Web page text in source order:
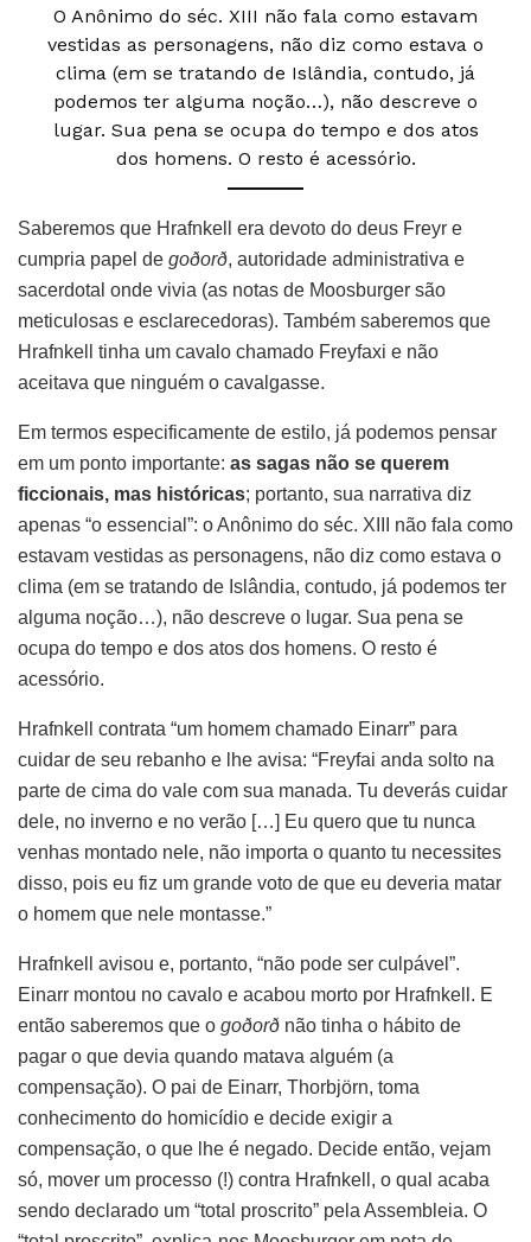
O Anônimo do séc. XIII não fala como estavam
vestidas as personagens, não diz como estava o
clima (em se tratando de Islândia, contudo, já
podemos ter alguma noção…), não descreve o
lugar. Sua pena se ocupa do tempo e dos atos
dos homens. O resto é acessório.
Saberemos que Hrafnkell era devoto do deus Freyr e
cumpria papel de goðorð, autoridade administrativa e
sacerdotal onde vivia (as notas de Moosburger são
meticulosas e esclarecedoras). Também saberemos que
Hrafnkell tinha um cavalo chamado Freyfaxi e não
aceitava que ninguém o cavalgasse.
Em termos especificamente de estilo, já podemos pensar
em um ponto importante: as sagas não se querem
ficcionais, mas históricas; portanto, sua narrativa diz
apenas “o essencial”: o Anônimo do séc. XIII não fala como
estavam vestidas as personagens, não diz como estava o
clima (em se tratando de Islândia, contudo, já podemos ter
alguma noção…), não descreve o lugar. Sua pena se
ocupa do tempo e dos atos dos homens. O resto é
acessório.
Hrafnkell contrata “um homem chamado Einarr” para
cuidar de seu rebanho e lhe avisa: “Freyfai anda solto na
parte de cima do vale com sua manada. Tu deverás cuidar
dele, no inverno e no verão […] Eu quero que tu nunca
venhas montado nele, não importa o quanto tu necessites
disso, pois eu fiz um grande voto de que eu deveria matar
o homem que nele montasse.”
Hrafnkell avisou e, portanto, “não pode ser culpável”.
Einarr montou no cavalo e acabou morto por Hrafnkell. E
então saberemos que o goðorð não tinha o hábito de
pagar o que devia quando matava alguém (a
compensação). O pai de Einarr, Thorbjörn, toma
conhecimento do homicídio e decide exigir a
compensação, o que lhe é negado. Decide então, vejam
só, mover um processo (!) contra Hrafnkell, o qual acaba
sendo declarado um “total proscrito” pela Assembleia. O